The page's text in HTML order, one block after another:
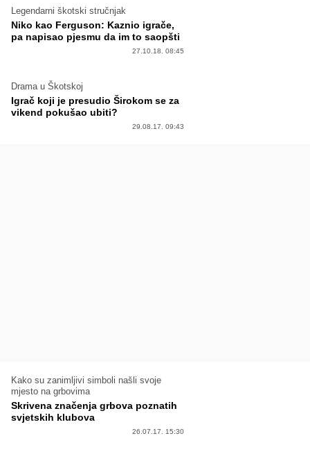
Legendarni škotski stručnjak
Niko kao Ferguson: Kaznio igrače,
pa napisao pjesmu da im to saopšti
27.10.18. 08:45
Drama u Škotskoj
Igrač koji je presudio Širokom se za
vikend pokušao ubiti?
29.08.17. 09:43
Kako su zanimljivi simboli našli svoje
mjesto na grbovima
Skrivena značenja grbova poznatih
svjetskih klubova
26.07.17. 15:30